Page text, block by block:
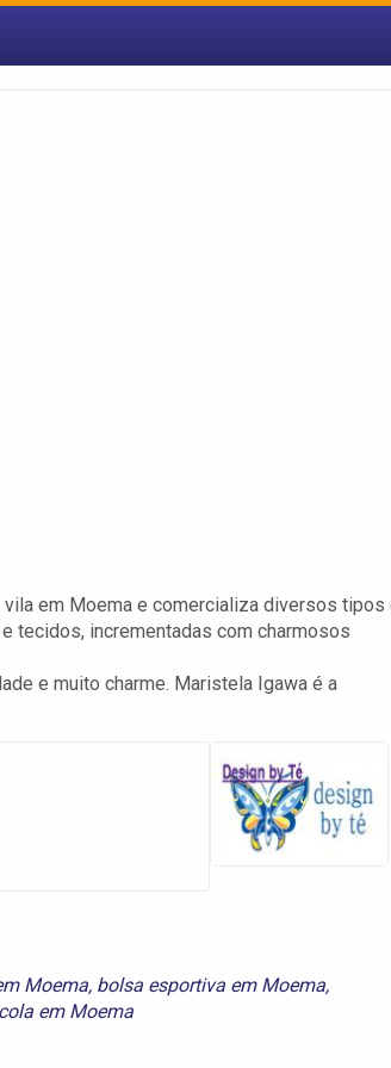
em Moema e comercializa diversos tipos
tecidos, incrementadas com charmosos
e muito charme. Maristela Igawa é a
Moema, bolsa esportiva em Moema,
em Moema